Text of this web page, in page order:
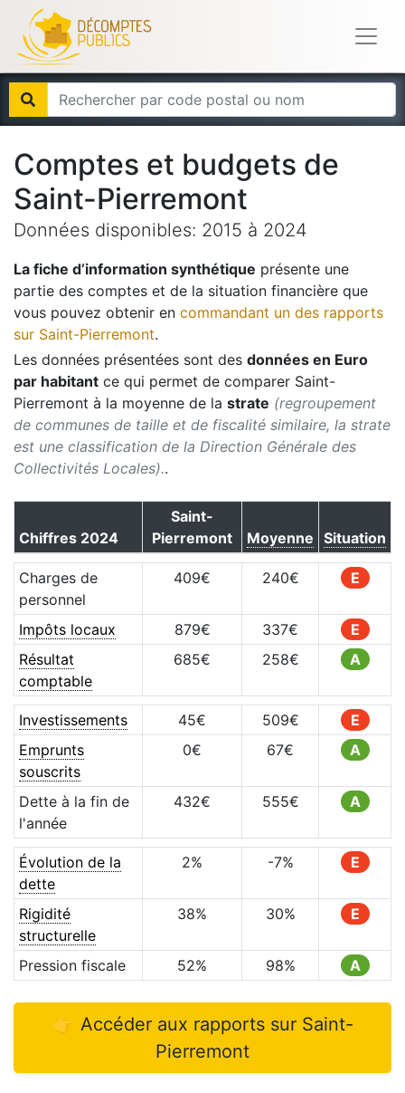
Comptes et budgets de
Saint-Pierremont
Données disponibles: 2015 à 2024
La fiche d’information synthétique présente une
partie des comptes et de la situation financière que
vous pouvez obtenir en commandant un des rapports
sur Saint-Pierremont.
Les données présentées sont des données en Euro
par habitant ce qui permet de comparer Saint-
Pierremont à la moyenne de la strate (regroupement
de communes de taille et de fiscalité similaire, la strate
est une classification de la Direction Générale des
Collectivités Locales)..
Chiffres 2024
Saint-
Pierremont
Moyenne Situation
Charges de
personnel
409€ 240€ E
Impôts locaux 879€ 337€
E
Résultat
comptable
685€ 258€ A
Investissements 45€ 509€
E
Emprunts
souscrits
0€ 67€ A
Dette à la fin de
l'année
432€ 555€ A
Évolution de la
dette
2% -7% E
Rigidité
structurelle
38% 30% E
Pression fiscale 52% 98% A
👉 Accéder aux rapports sur Saint-
Pierremont